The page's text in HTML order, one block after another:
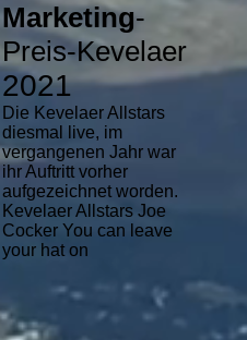
Marketing-
Preis-Kevelaer
2021
Die Kevelaer Allstars
diesmal live, im
vergangenen Jahr war
ihr Auftritt vorher
aufgezeichnet worden.
Kevelaer Allstars Joe
Cocker You can leave
your hat on